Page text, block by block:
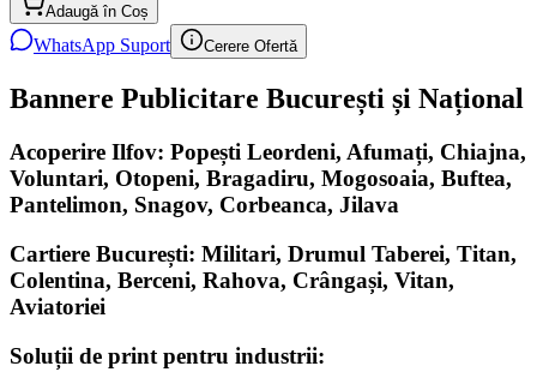
Adaugă în Coș
WhatsApp Suport Cerere Ofertă
Bannere Publicitare București și Național
Acoperire Ilfov: Popești Leordeni, Afumați, Chiajna,
Voluntari, Otopeni, Bragadiru, Mogosoaia, Buftea,
Pantelimon, Snagov, Corbeanca, Jilava
Cartiere București: Militari, Drumul Taberei, Titan,
Colentina, Berceni, Rahova, Crângași, Vitan,
Aviatoriei
Soluții de print pentru industrii: